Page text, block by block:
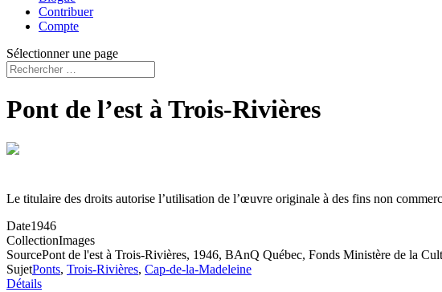
Contribuer
Compte
Sélectionner une page
Pont de l’est à Trois-Rivières
Le titulaire des droits autorise l’utilisation de l’œuvre originale à des fins non
Date1946
CollectionImages
SourcePont de l'est à Trois-Rivières, 1946, BAnQ Québec, Fonds Ministère de la
SujetPonts, Trois-Rivières, Cap-de-la-Madeleine
Détails